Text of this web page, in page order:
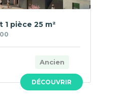
DÉCOUVRIR
pièce 25 m²
Ancien